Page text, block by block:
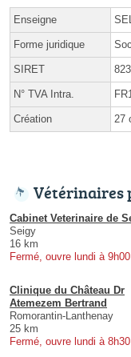
Enseigne
Forme juridique
SIRET
N° TVA Intra.
Création 27
Vétérinaires
Cabinet Veterinaire de
Seigy
16 km
Fermé, ouvre lundi à 9h00
Clinique du Château Dr
Atemezem Bertrand
Romorantin-Lanthenay
25 km
Fermé, ouvre lundi à 8h30